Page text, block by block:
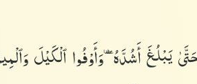
يَبْلُغَ أَشُدَّهُۥ ۖ وَأَوْفُوا۟ ٱلْكَيْلَ